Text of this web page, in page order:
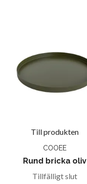
Till produkten
COOEE
Rund bricka oliv
Tillfälligt slut